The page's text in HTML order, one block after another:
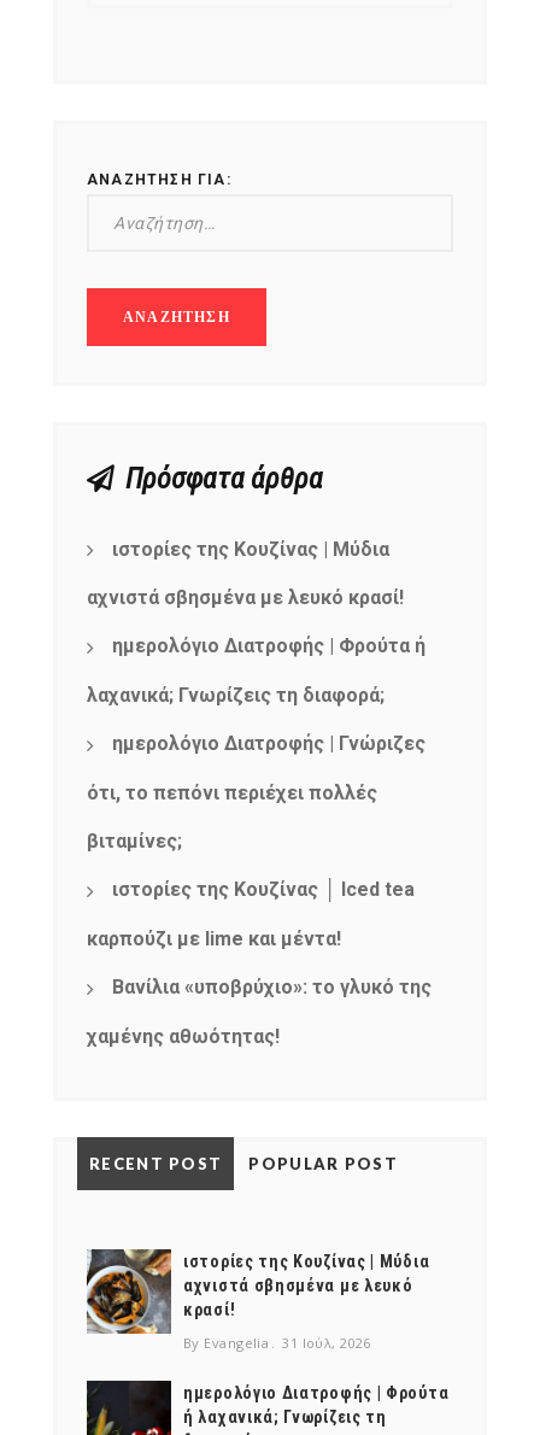
ΑΝΑΖΉΤΗΣΗ ΓΙΑ:
Πρόσφατα άρθρα
ιστορίες της Κουζίνας | Μύδια
αχνιστά σβησμένα με λευκό κρασί!
ημερολόγιο Διατροφής | Φρούτα ή
λαχανικά; Γνωρίζεις τη διαφορά;
ημερολόγιο Διατροφής | Γνώριζες
ότι, το πεπόνι περιέχει πολλές
βιταμίνες;
ιστορίες της Κουζίνας │ Iced tea
καρπούζι με lime και μέντα!
Βανίλια «υποβρύχιο»: το γλυκό της
χαμένης αθωότητας!
RECENT POST POPULAR POST
ιστορίες της Κουζίνας | Μύδια
αχνιστά σβησμένα με λευκό
κρασί!
By Evangelia 31 Ιούλ, 2026
ημερολόγιο Διατροφής | Φρούτα
ή λαχανικά; Γνωρίζεις τη